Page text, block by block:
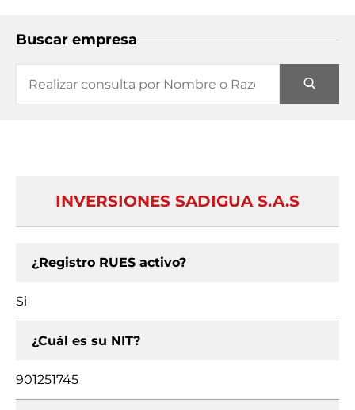
Buscar empresa
INVERSIONES SADIGUA S.A.S
¿Registro RUES activo?
Si
¿Cuál es su NIT?
901251745